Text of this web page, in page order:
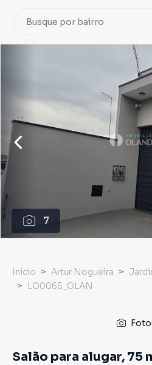
7
Início Artur Nogueira
LO0065_OLAN
Salão para alugar, 75